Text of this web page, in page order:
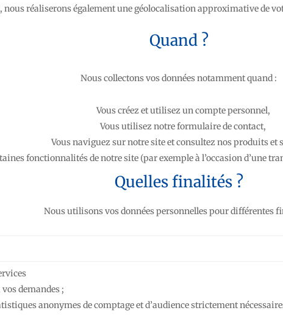
nous réaliserons également une géolocalisation approximative de
Quand ?
Nous collectons vos données notamment quand :
Vous créez et utilisez un compte personnel,
Vous utilisez notre formulaire de contact,
Vous naviguez sur notre site et consultez nos produits et
fonctionnalités de notre site (par exemple à l’occasion d’une
Quelles finalités ?
Nous utilisons vos données personnelles pour différentes
demandes ;
anonymes de comptage et d’audience strictement